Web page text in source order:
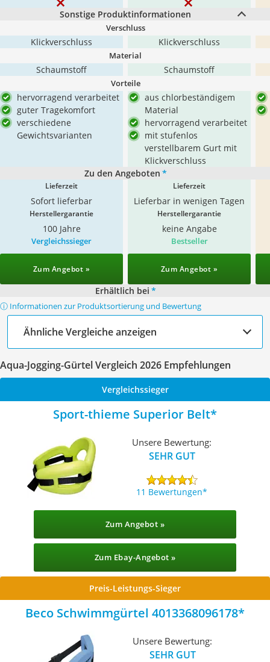
Sonstige Produktinformationen
Verschluss
Klickverschluss Klickverschluss
Material
Schaumstoff Schaumstoff
Vorteile
hervorragend verarbeitet
guter Tragekomfort
verschiedene
Gewichtsvarianten
aus chlorbeständigem
Material
hervorragend verarbeitet
mit stufenlos
verstellbarem Gurt mit
Klickverschluss
Zu den Angeboten *
Lieferzeit
Sofort lieferbar
Lieferzeit
Lieferbar in wenigen Tagen
Herstellergarantie
100 Jahre
Herstellergarantie
keine Angabe
Vergleichssieger
Zum Angebot »
Bestseller
Zum Angebot »
Erhältlich bei *
ⓘ Informationen zur Produktsortierung und Bewertung
Ähnliche Vergleiche anzeigen
Aqua-Jogging-Gürtel Vergleich 2026 Empfehlungen
Vergleichssieger
Sport-thieme Superior Belt
Unsere Bewertung:
SEHR GUT
11 Bewertungen
Zum Angebot »
Zum Ebay-Angebot »
Preis-Leistungs-Sieger
Beco Schwimmgürtel 4013368096178
Unsere Bewertung:
SEHR GUT